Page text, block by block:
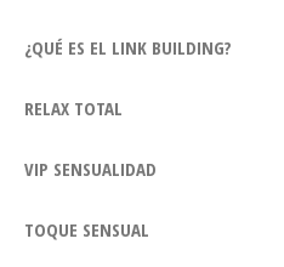
¿QUÉ ES EL LINK BUILDING?
RELAX TOTAL
VIP SENSUALIDAD
TOQUE SENSUAL